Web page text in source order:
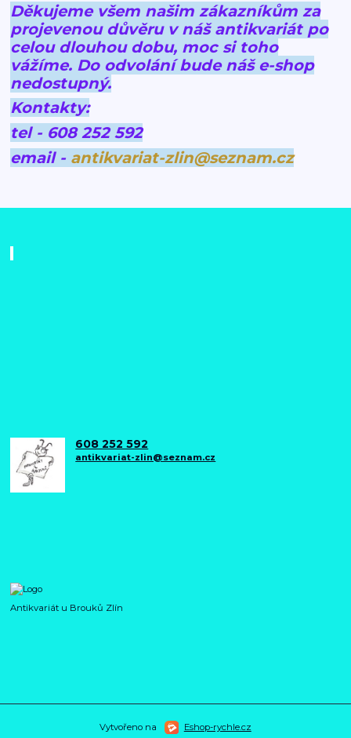
Děkujeme všem našim zákazníkům za
projevenou důvěru v náš antikvariát po
celou dlouhou dobu, moc si toho
vážíme. Do odvolání bude náš e-shop
nedostupný.
Kontakty:
tel - 608 252 592
email - antikvariat-zlin@seznam.cz
608 252 592
antikvariat-zlin@seznam.cz
Antikvariát u Brouků Zlín
Vytvořeno na Eshop-rychle.cz